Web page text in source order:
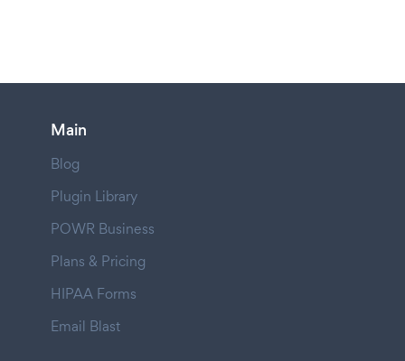
Main
Blog
Plugin Library
POWR Business
Plans & Pricing
HIPAA Forms
Email Blast